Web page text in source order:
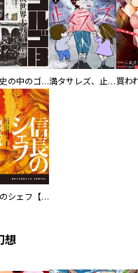
現代史の中のゴルゴ13 満タサレズ、止メラレズ
信長のシェフ【単話版】
想